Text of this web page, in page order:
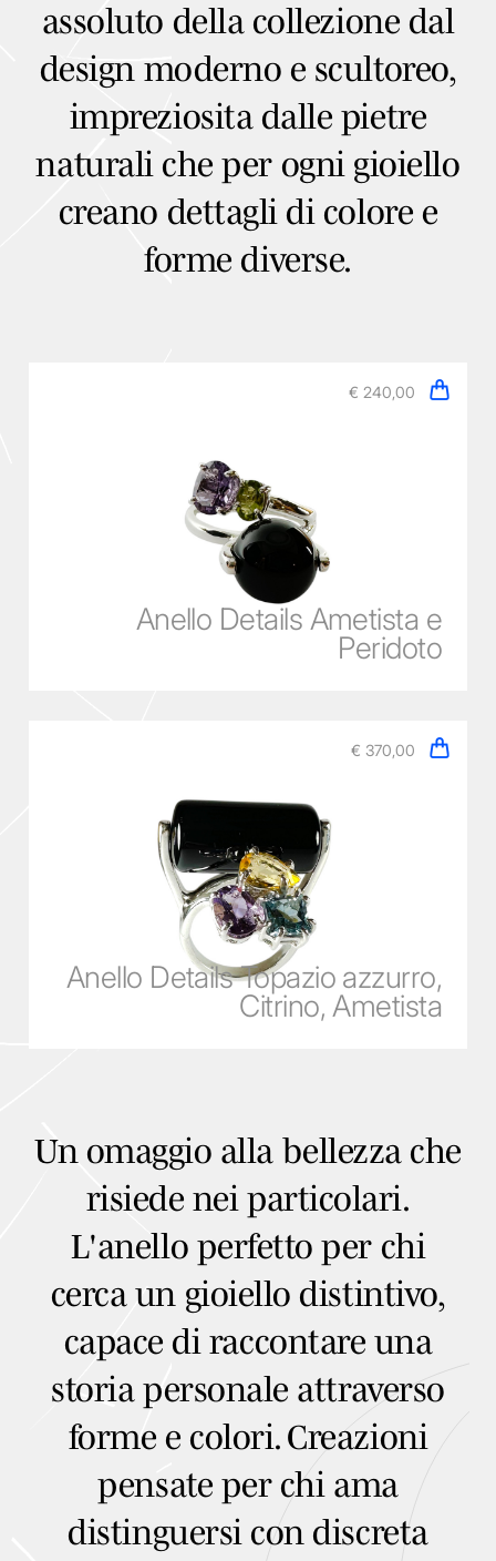
assoluto della collezione dal
design moderno e scultoreo,
impreziosita dalle pietre
naturali che per ogni gioiello
creano dettagli di colore e
forme diverse.
€ 240,00
Anello Details Ametista e
Peridoto
€ 370,00
Anello Details Topazio azzurro,
Citrino, Ametista
Un omaggio alla bellezza che
risiede nei particolari.
L'anello perfetto per chi
cerca un gioiello distintivo,
capace di raccontare una
storia personale attraverso
forme e colori. Creazioni
pensate per chi ama
distinguersi con discreta